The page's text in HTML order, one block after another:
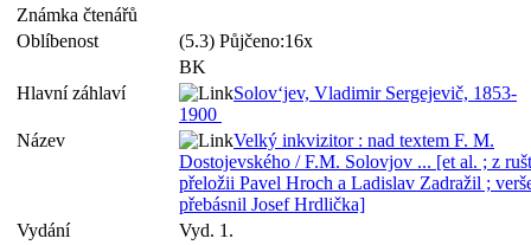
Známka čtenářů
Oblíbenost
(5.3) Půjčeno:16x
BK
Hlavní záhlaví
Solov‘jev, Vladimir Sergejevič, 1853-
1900
Název
Velký inkvizitor : nad textem F. M.
Dostojevského / F.M. Solovjov ... [et al. ; z
přeložii Pavel Hroch a Ladislav Zadražil ;
přebásnil Josef Hrdlička]
Vydání
Vyd. 1.